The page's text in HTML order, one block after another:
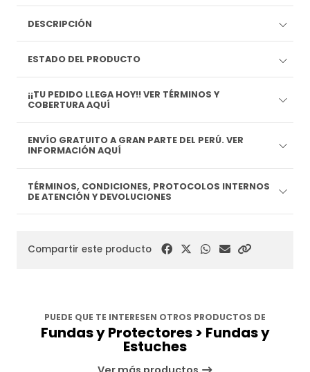
DESCRIPCIÓN
ESTADO DEL PRODUCTO
¡¡TU PEDIDO LLEGA HOY!! VER TÉRMINOS Y
COBERTURA AQUÍ
ENVÍO GRATUITO A GRAN PARTE DEL PERÚ. VER
INFORMACIÓN AQUÍ
TÉRMINOS, CONDICIONES, PROTOCOLOS INTERNOS
DE ATENCIÓN Y DEVOLUCIONES
Compartir este producto
PUEDE QUE TE INTERESEN OTROS PRODUCTOS DE
Fundas y Protectores > Fundas y
Estuches